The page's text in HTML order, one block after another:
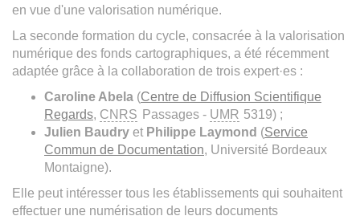
en vue d'une valorisation numérique.
La seconde formation du cycle, consacrée à la valorisation
numérique des fonds cartographiques, a été récemment
adaptée grâce à la collaboration de trois expert·es :
Caroline Abela (Centre de Diffusion Scientifique
Regards, CNRS Passages - UMR 5319) ;
Julien Baudry et Philippe Laymond (Service
Commun de Documentation, Université Bordeaux
Montaigne).
Elle peut intéresser tous les établissements qui souhaitent
effectuer une numérisation de leurs documents